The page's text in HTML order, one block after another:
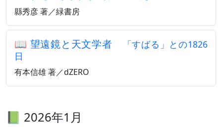
縣秀彦 著／緑書房
📖 望遠鏡と天文学者
「すばる」との1826
日
有本信雄 著／dZERO
📗 2026年1月